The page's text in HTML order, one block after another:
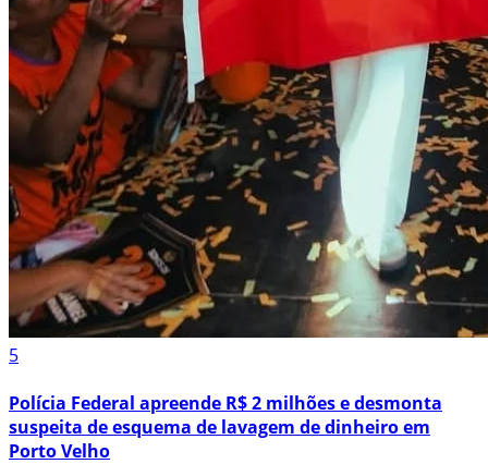
5
Polícia Federal apreende R$ 2 milhões e desmonta
suspeita de esquema de lavagem de dinheiro em
Porto Velho